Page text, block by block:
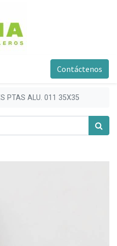
Contáctenos
PTAS ALU. 011 35X35